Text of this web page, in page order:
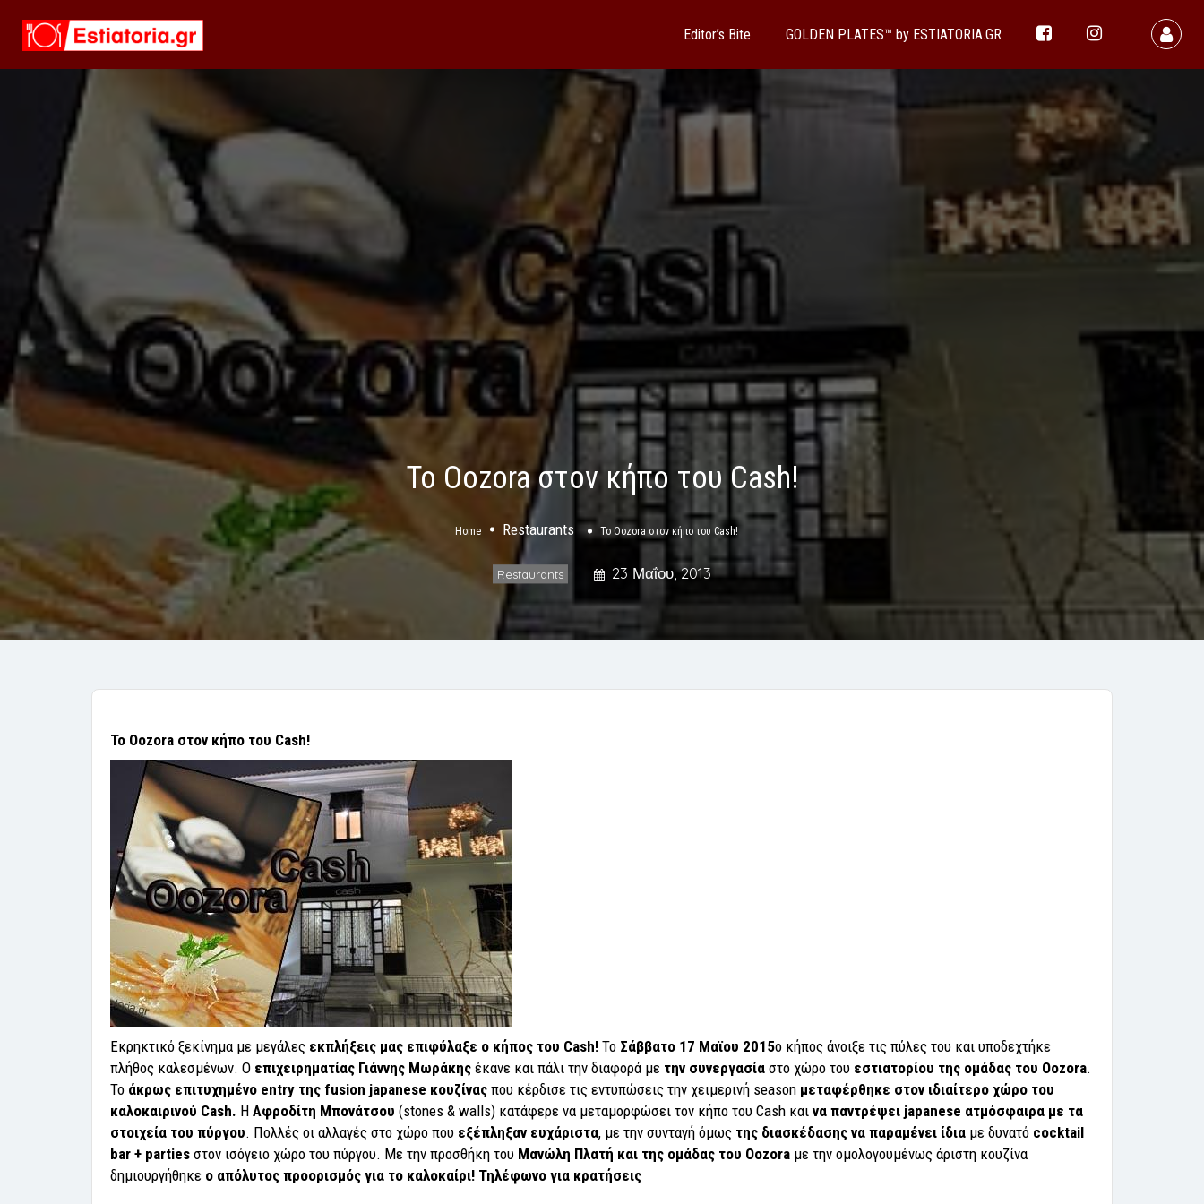
Editor’s Bite GOLDEN PLATES™ by ESTIATORIA.GR
Το Oozora στον κήπο του Cash!
Home Restaurants Το Oozora στον κήπο του Cash!
Restaurants 23 Μαΐου, 2013
Το Oozora στον κήπο του Cash!
Εκρηκτικό ξεκίνημα με μεγάλες εκπλήξεις μας επιφύλαξε ο κήπος του Cash! Το Σάββατο 17 Μαϊου 2015ο κήπος άνοιξε τις πύλες του και υποδεχτήκε
πλήθος καλεσμένων. Ο επιχειρηματίας Γιάννης Μωράκης έκανε και πάλι την διαφορά με την συνεργασία στο χώρο του εστιατορίου της ομάδας του Oozora.
Το άκρως επιτυχημένο entry της fusion japanese κουζίνας που κέρδισε τις εντυπώσεις την χειμερινή season μεταφέρθηκε στον ιδιαίτερο χώρο του
καλοκαιρινού Cash. Η Αφροδίτη Μπονάτσου (stones & walls) κατάφερε να μεταμορφώσει τον κήπο του Cash και να παντρέψει japanese ατμόσφαιρα με τα
στοιχεία του πύργου. Πολλές οι αλλαγές στο χώρο που εξέπληξαν ευχάριστα, με την συνταγή όμως της διασκέδασης να παραμένει ίδια με δυνατό cocktail
bar + parties στον ισόγειο χώρο του πύργου. Με την προσθήκη του Μανώλη Πλατή και της ομάδας του Oozora με την ομολογουμένως άριστη κουζίνα
δημιουργήθηκε ο απόλυτος προορισμός για το καλοκαίρι! Τηλέφωνο για κρατήσεις